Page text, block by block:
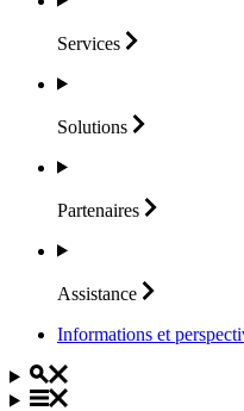
Services
Solutions
Partenaires
Assistance
Informations et